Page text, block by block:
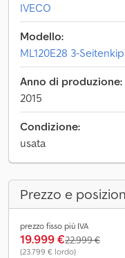
IVECO
Modello:
ML120E28 3-
Anno di produzione:
2015
Condizione:
usata
Prezzo e
prezzo fisso più IVA
19.999 €22.999 €
(23.799 € lordo)